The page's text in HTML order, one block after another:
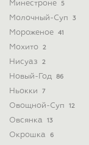
Минестроне 5
Молочный-Суп 3
Мороженое 41
Мохито 2
Нисуаз 2
Новый-Год 86
Ньокки 7
Овощной-Суп 12
Овсянка 13
Окрошка 6